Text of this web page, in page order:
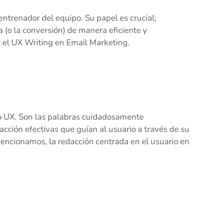
del equipo. Su papel es crucial;
la conversión) de manera eficiente y
UX Writing en Email Marketing.
Son las palabras cuidadosamente
efectivas que guían al usuario a través de su
la redacción centrada en el usuario en